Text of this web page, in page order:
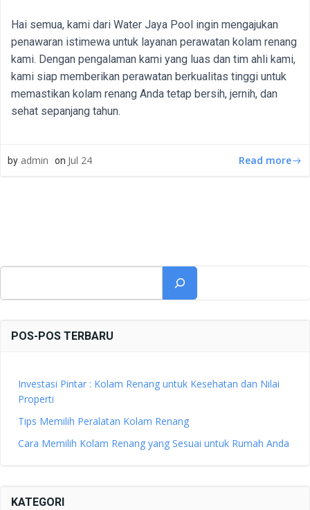
Hai semua, kami dari Water Jaya Pool ingin mengajukan
penawaran istimewa untuk layanan perawatan kolam renang
kami. Dengan pengalaman kami yang luas dan tim ahli kami,
kami siap memberikan perawatan berkualitas tinggi untuk
memastikan kolam renang Anda tetap bersih, jernih, dan
sehat sepanjang tahun.
by admin on Jul 24 Read more
POS-POS TERBARU
Investasi Pintar : Kolam Renang untuk Kesehatan dan Nilai
Properti
Tips Memilih Peralatan Kolam Renang
Cara Memilih Kolam Renang yang Sesuai untuk Rumah Anda
KATEGORI